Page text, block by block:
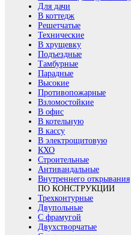
Для дачи
В коттедж
Решетчатые
Технические
В хрущевку
Подъездные
Тамбурные
Парадные
Высокие
Противопожарные
Взломостойкие
В офис
В котельную
В кассу
В электрощитовую
КХО
Строительные
Антивандальные
Внутреннего открывания
ПО КОНСТРУКЦИИ
Трехконтурные
Двупольные
С фрамугой
Двухстворчатые